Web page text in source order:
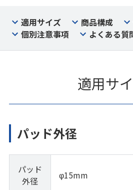
適用サイズ 商品構成
個別注意事項
よくある質
適用サ
パッド外径
パッド
外径
φ15mm